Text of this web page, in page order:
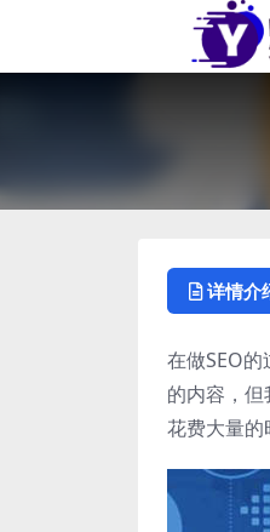
详情介
在做SEO
的内容，
花费大量的